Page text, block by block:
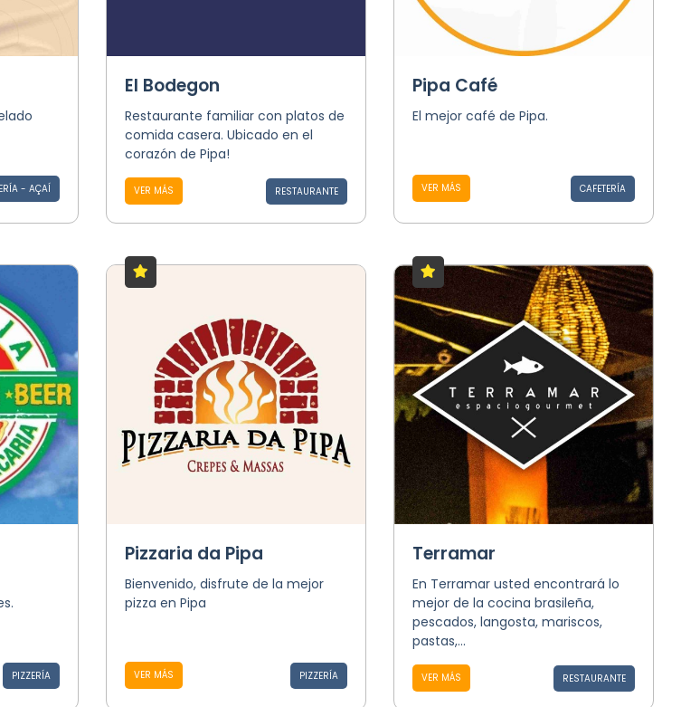
- AÇAÍ
El Bodegon
Restaurante familiar con platos de
comida casera. Ubicado en el
corazón de Pipa!
VER MÁS RESTAURANTE
Pipa Café
El mejor café de Pipa.
VER MÁS CAFETERÍA
PIZZERÍA
Pizzaria da Pipa
Bienvenido, disfrute de la mejor
pizza en Pipa
VER MÁS PIZZERÍA
Terramar
En Terramar usted encontrará lo
mejor de la cocina brasileña,
pescados, langosta, mariscos,
pastas,...
VER MÁS RESTAURANTE